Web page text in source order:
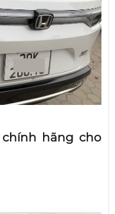
hãng cho